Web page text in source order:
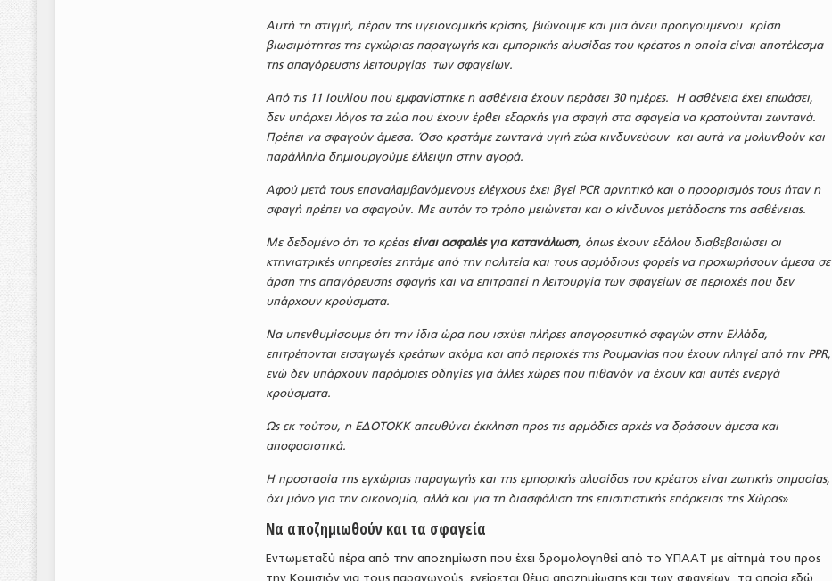
Αυτή τη στιγμή, πέραν της υγειονομικής κρίσης, βιώνουμε και μια άνευ προηγουμένου κρίση
βιωσιμότητας της εγχώριας παραγωγής και εμπορικής αλυσίδας του κρέατος η οποία είναι αποτέλεσμα
της απαγόρευσης λειτουργίας των σφαγείων.
Από τις 11 Ιουλίου που εμφανίστηκε η ασθένεια έχουν περάσει 30 ημέρες. Η ασθένεια έχει επωάσει,
δεν υπάρχει λόγος τα ζώα που έχουν έρθει εξαρχής για σφαγή στα σφαγεία να κρατούνται ζωντανά.
Πρέπει να σφαγούν άμεσα. Όσο κρατάμε ζωντανά υγιή ζώα κινδυνεύουν και αυτά να μολυνθούν και
παράλληλα δημιουργούμε έλλειψη στην αγορά.
Αφού μετά τους επαναλαμβανόμενους ελέγχους έχει βγεί PCR αρνητικό και ο προορισμός τους ήταν η
σφαγή πρέπει να σφαγούν. Με αυτόν το τρόπο μειώνεται και ο κίνδυνος μετάδοσης της ασθένειας.
Με δεδομένο ότι το κρέας είναι ασφαλές για κατανάλωση, όπως έχουν εξάλου διαβεβαιώσει οι
κτηνιατρικές υπηρεσίες ζητάμε από την πολιτεία και τους αρμόδιους φορείς να προχωρήσουν άμεσα σε
άρση της απαγόρευσης σφαγής και να επιτραπεί η λειτουργία των σφαγείων σε περιοχές που δεν
υπάρχουν κρούσματα.
Να υπενθυμίσουμε ότι την ίδια ώρα που ισχύει πλήρες απαγορευτικό σφαγών στην Ελλάδα,
επιτρέπονται εισαγωγές κρεάτων ακόμα και από περιοχές της Ρουμανίας που έχουν πληγεί από την PPR,
ενώ δεν υπάρχουν παρόμοιες οδηγίες για άλλες χώρες που πιθανόν να έχουν και αυτές ενεργά
κρούσματα.
Ως εκ τούτου, η ΕΔΟΤΟΚΚ απευθύνει έκκληση προς τις αρμόδιες αρχές να δράσουν άμεσα και
αποφασιστικά.
Η προστασία της εγχώριας παραγωγής και της εμπορικής αλυσίδας του κρέατος είναι ζωτικής σημασίας,
όχι μόνο για την οικονομία, αλλά και για τη διασφάλιση της επισιτιστικής επάρκειας της Χώρας».
Να αποζημιωθούν και τα σφαγεία
Εντωμεταξύ πέρα από την αποζημίωση που έχει δρομολογηθεί από το ΥΠΑΑΤ με αίτημά του προς
την Κομισιόν για τους παραγωγούς, εγείρεται θέμα αποζημίωσης και των σφαγείων, τα οποία εδώ